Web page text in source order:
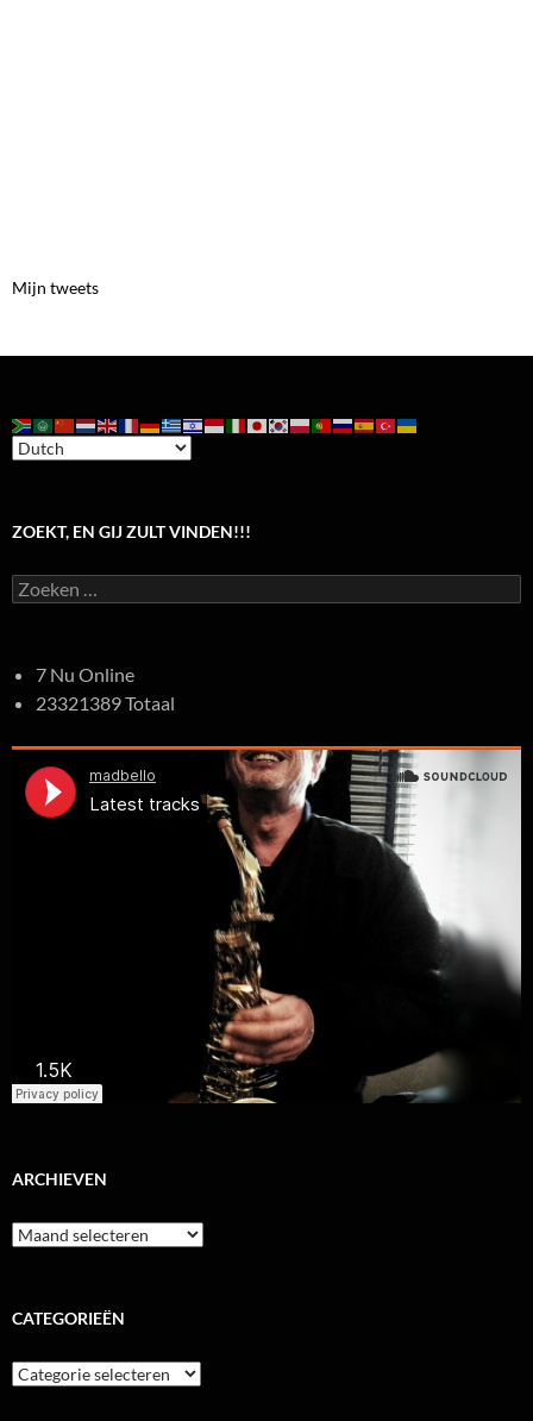
Mijn tweets
ZOEKT, EN GIJ ZULT VINDEN!!!
Zoeken
naar:
7 Nu Online
23321389 Totaal
ARCHIEVEN
Archieven
CATEGORIEËN
Categorieën